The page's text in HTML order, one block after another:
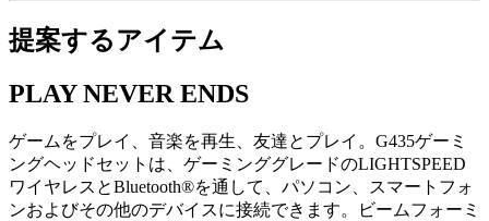
提案するアイテム
PLAY NEVER ENDS
ゲームをプレイ、音楽を再生、友達とプレイ。G435ゲーミ
ングヘッドセットは、ゲーミンググレードのLIGHTSPEED
ワイヤレスとBluetooth®を通して、パソコン、スマートフォ
ンおよびその他のデバイスに接続できます。ビームフォーミ